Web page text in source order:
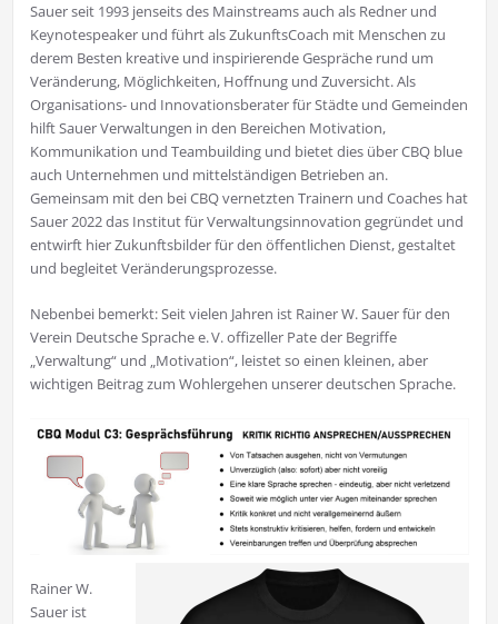
Sauer seit 1993 jenseits des Mainstreams auch als Redner und
Keynotespeaker und führt als ZukunftsCoach mit Menschen zu
derem Besten kreative und inspirierende Gespräche rund um
Veränderung, Möglichkeiten, Hoffnung und Zuversicht. Als
Organisations- und Innovationsberater für Städte und Gemeinden
hilft Sauer Verwaltungen in den Bereichen Motivation,
Kommunikation und Teambuilding und bietet dies über CBQ blue
auch Unternehmen und mittelständigen Betrieben an.
Gemeinsam mit den bei CBQ vernetzten Trainern und Coaches hat
Sauer 2022 das Institut für Verwaltungsinnovation gegründet und
entwirft hier Zukunftsbilder für den öffentlichen Dienst, gestaltet
und begleitet Veränderungsprozesse.
Nebenbei bemerkt: Seit vielen Jahren ist Rainer W. Sauer für den
Verein Deutsche Sprache e. V. offizeller Pate der Begriffe
„Verwaltung“ und „Motivation“, leistet so einen kleinen, aber
wichtigen Beitrag zum Wohlergehen unserer deutschen Sprache.
Rainer W.
Sauer ist